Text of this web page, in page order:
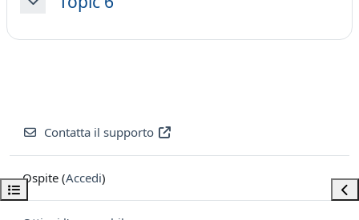
Apri indice del corso
Minimizza
Contatta il supporto
Ospite (Accedi)